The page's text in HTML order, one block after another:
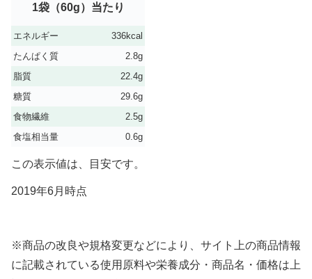
1袋（60g）当たり
エネルギー
336kcal
たんぱく質
2.8g
脂質
22.4g
糖質
29.6g
食物繊維
2.5g
食塩相当量
0.6g
この表示値は、目安です。
2019年6月時点
※商品の改良や規格変更などにより、サイト上の商品情報
に記載されている使用原料や栄養成分・商品名・価格は上